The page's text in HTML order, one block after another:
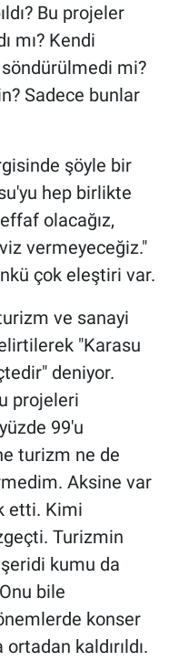
Bu projeler
mı? Kendi
mi?
Sadece bunlar
şöyle bir
hep birlikte
olacağız,
vermeyeceğiz."
çok eleştiri var.
ve sanayi
"Karasu
deniyor.
projeleri
99'u
turizm ne de
Aksine var
etti. Kimi
Turizmin
kumu da
bile
konser
kaldırıldı.